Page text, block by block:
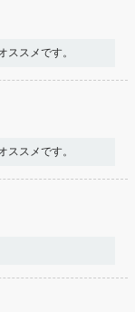
スメです。
スメです。